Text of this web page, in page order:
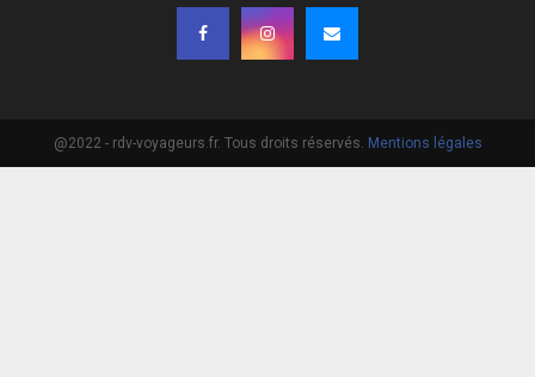
@2022 - rdv-voyageurs.fr. Tous droits réservés. Mentions légales